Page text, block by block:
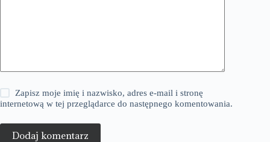
Zapisz moje imię i nazwisko, adres e-mail i stronę
internetową w tej przeglądarce do następnego komentowania.
Dodaj komentarz